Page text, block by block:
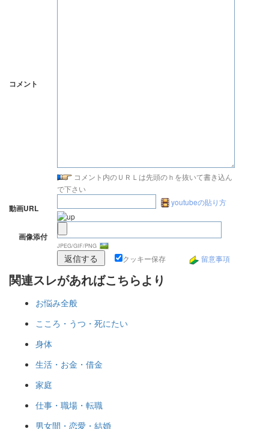
コメント
コメント内のＵＲＬは先頭のｈを抜いて書き込ん
で下さい
動画URL
youtubeの貼り方
画像添付
JPEG/GIF/PNG
クッキー保存 留意事項
関連スレがあればこちらより
お悩み全般
こころ・うつ・死にたい
身体
生活・お金・借金
家庭
仕事・職場・転職
男女間・恋愛・結婚